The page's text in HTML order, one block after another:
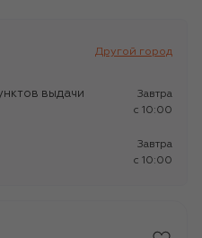
Другой город
выдачи
Завтра
c 10:00
Завтра
c 10:00